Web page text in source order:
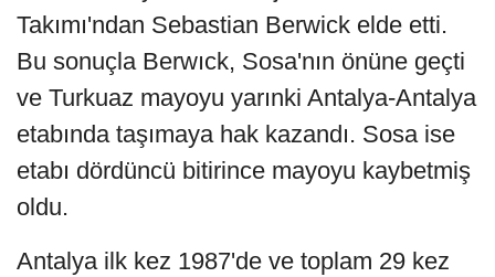
Takımı'ndan Sebastian Berwick elde etti.
Bu sonuçla Berwıck, Sosa'nın önüne geçti
ve Turkuaz mayoyu yarınki Antalya-Antalya
etabında taşımaya hak kazandı. Sosa ise
etabı dördüncü bitirince mayoyu kaybetmiş
oldu.
Antalya ilk kez 1987'de ve toplam 29 kez